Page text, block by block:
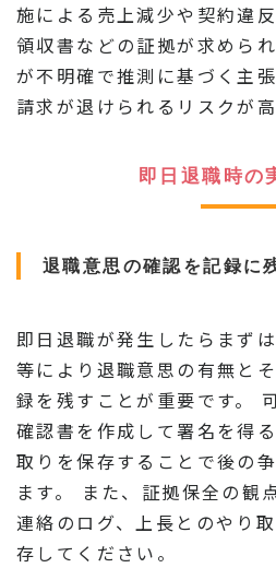
施による売上減少や契約違
領収書などの証拠が求めら
が不明確で推測に基づく主
請求が退けられるリスクが高
即日退職時の
退職意思の確認を記録に
即日退職が発生したらまず
等により退職意思の有無と
録を残すことが重要です。
確認書を作成して署名を得
取りを保存することで後の
ます。 また、証拠保全の観
連絡のログ、上長とのやり
存してください。